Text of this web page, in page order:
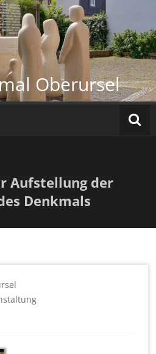
Oberursel
Aufstellung der
Denkmals